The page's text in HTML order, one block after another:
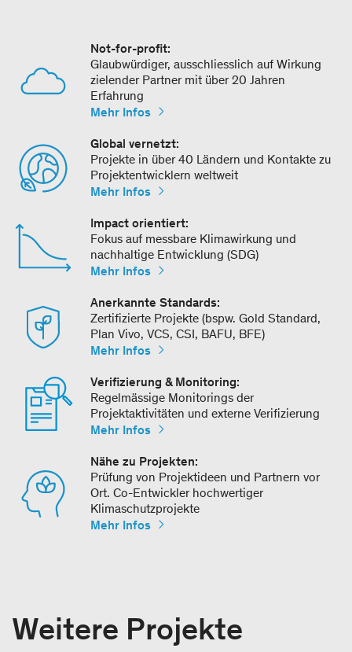
Not-for-profit:
Glaubwürdiger, ausschliesslich auf Wirkung
zielender Partner mit über 20 Jahren
Erfahrung
Mehr Infos
Global vernetzt:
Projekte in über 40 Ländern und Kontakte zu
Projektentwicklern weltweit
Mehr Infos
Impact orientiert:
Fokus auf messbare Klimawirkung und
nachhaltige Entwicklung (SDG)
Mehr Infos
Anerkannte Standards:
Zertifizierte Projekte (bspw. Gold Standard,
Plan Vivo, VCS, CSI, BAFU, BFE)
Mehr Infos
Verifizierung & Monitoring:
Regelmässige Monitorings der
Projektaktivitäten und externe Verifizierung
Mehr Infos
Nähe zu Projekten:
Prüfung von Projektideen und Partnern vor
Ort. Co-Entwickler hochwertiger
Klimaschutzprojekte
Mehr Infos
Weitere Projekte